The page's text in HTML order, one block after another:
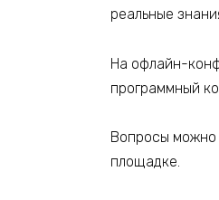
реальные
На офлайн-
программный
Вопросы можно
площадке.